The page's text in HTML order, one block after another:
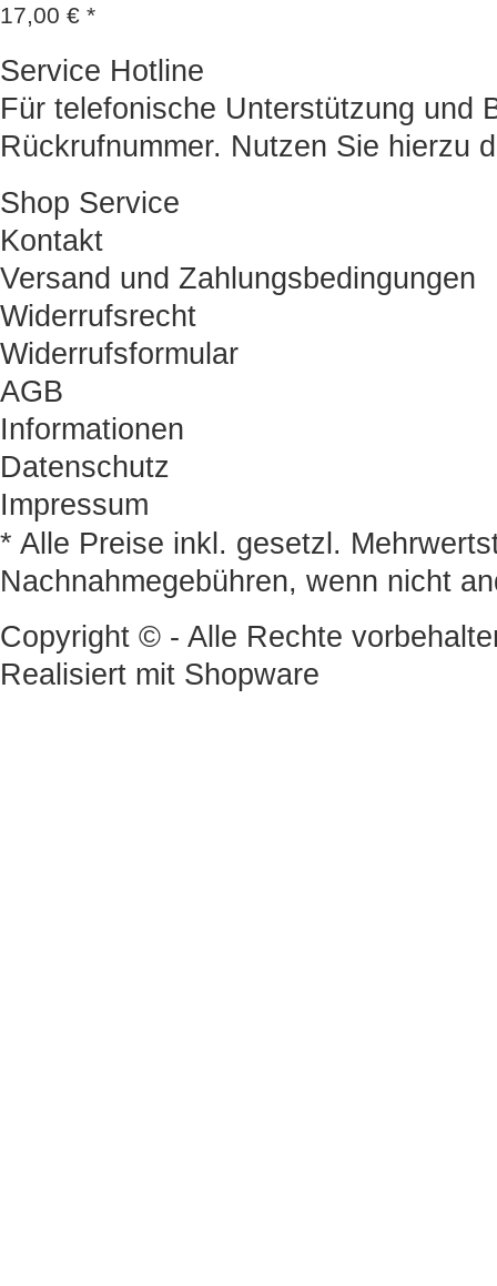
17,00 € *
Service Hotline
Für telefonische Unterstützung und
Rückrufnummer. Nutzen Sie hierzu
Shop Service
Kontakt
Versand und Zahlungsbedingungen
Widerrufsrecht
Widerrufsformular
AGB
Informationen
Datenschutz
Impressum
* Alle Preise inkl. gesetzl.
Nachnahmegebühren, wenn nicht
Copyright © - Alle Rechte
Realisiert mit Shopware